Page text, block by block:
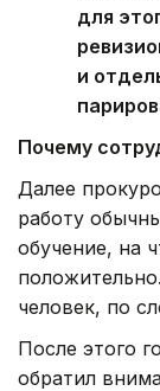
для
и
Почему
Далее
работу
обучение, на
человек, по
После этого
обратил